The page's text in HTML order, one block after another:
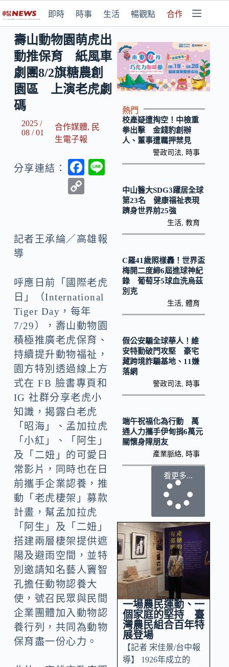
即時 時事 生活 暢觀點 合作媒體
壽山動物園萌虎出
動推保育 紙風車
劇團8/2旗糖農創
園區 上演老虎劇
碼
2025 /
08 / 01
合作媒體, 民
生電子報
分享連結：
F
o
o
y
k
記者王承綸／高雄報
導
呼應日前「國際老虎
日」（International
Tiger Day，每年
7/29），壽山動物園
積極推廣老虎保育、
持續提升動物福祉，
園方特別透過線上方
式在 FB 臉書專頁和
IG 社群分享老虎小
知識，揭露白老虎
「昭海」、孟加拉虎
「小紅」、「阿生」
及「二妞」的可愛日
常影片，同時也在日
前攜手企業認養，推
動「老虎棲架」募款
計畫，幫孟加拉虎
「阿生」及「二妞」
搭建兩層棲架提供遮
陽及避雨空間，並特
別邀請知名藝人竇智
孔擔任動物認養大
使，號召民眾與民間
企業團體加入動物認
養行列，共同為動物
保育盡一份心力。
熱門
校產疑遭掏空！中檢重
拳出擊 金錢豹創辦
人、董事遭羈押禁見
警政司法 時事
中山醫大SDG3躍居全球
第23名 健康福祉表現
躋身世界前25強
生活 ,教育
C羅41歲照樣轟！世界盃
梅開二度締6屆進球神紀
錄 葡萄牙5球血洗烏茲
別克
生活 ,體育
假公安騙全球華人！維
安特勤破門攻堅 豪宅
藏跨境詐騙基地、11嫌
落網
警政司法 時事
端午祝福化為行動 萬
通人力攜手伊甸捐6萬元
關懷身障朋友
產業脈絡 時事
看更多...
一場農民運動、一
個家庭的堅持 臺
灣農民組合百年特
展登場
【記者 宋佳景/台中報
導】 1926年成立的